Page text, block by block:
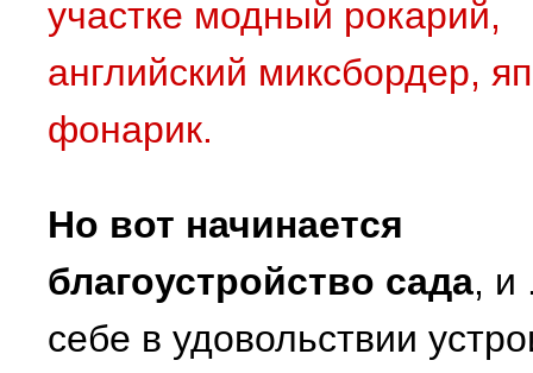
участке модный рокарий,
английский миксбордер,
фонарик.
Но вот начинается
благоустройство сада, и
себе в удовольствии